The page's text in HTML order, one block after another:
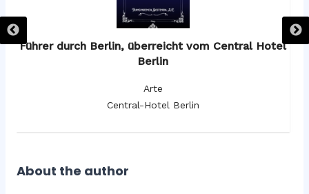
Führer durch Berlin, überreicht vom Central Hotel
Berlin
Arte
Central-Hotel Berlin
About the author